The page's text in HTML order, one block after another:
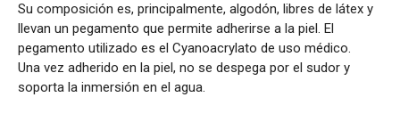
Su composición es, principalmente, algodón, libres de látex y
llevan un pegamento que permite adherirse a la piel. El
pegamento utilizado es el Cyanoacrylato de uso médico.
Una vez adherido en la piel, no se despega por el sudor y
soporta la inmersión en el agua.